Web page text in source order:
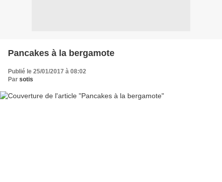
Pancakes à la bergamote
Publié le 25/01/2017 à 08:02
Par sotis